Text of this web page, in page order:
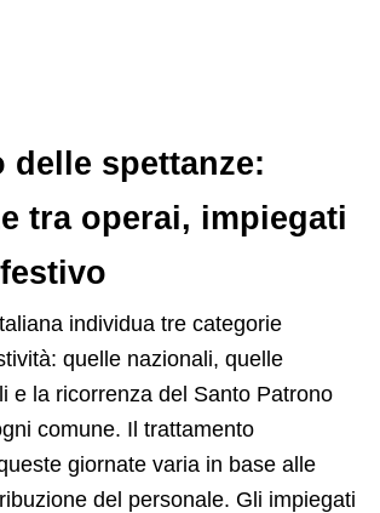
delle spettanze:
tra operai, impiegati
individua tre categorie
quelle nazionali, quelle
e la ricorrenza del Santo Patrono
comune. Il trattamento
giornate varia in base alle
del personale. Gli impiegati